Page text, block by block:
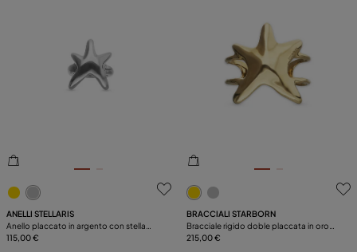
PELLE
CATEGORIA
5 su 5 valutazioni dei clienti
ANELLI STELLARIS
Anello placcato in argento con stella
marina
115,00 €
5 su 5 valutazioni dei clienti
BRACCIALI STARBORN
Bracciale rigido doble placcata in oro
stella marina
215,00 €